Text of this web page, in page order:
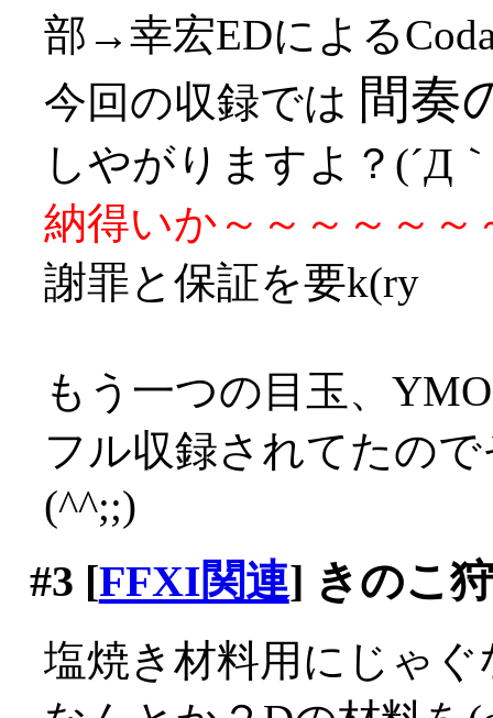
部→幸宏EDによる
今回の収録では 間奏
しやがりますよ？(´Д
納得いか～～～～～～
謝罪と保証を要k(ry
もう一つの目玉、
フル収録されてたの
(^^;;)
#3 [FFXI関連] きのこ
塩焼き材料用にじゃ